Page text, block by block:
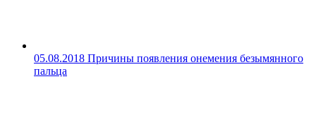
05.08.2018 Причины появления онемения безымянного
пальца